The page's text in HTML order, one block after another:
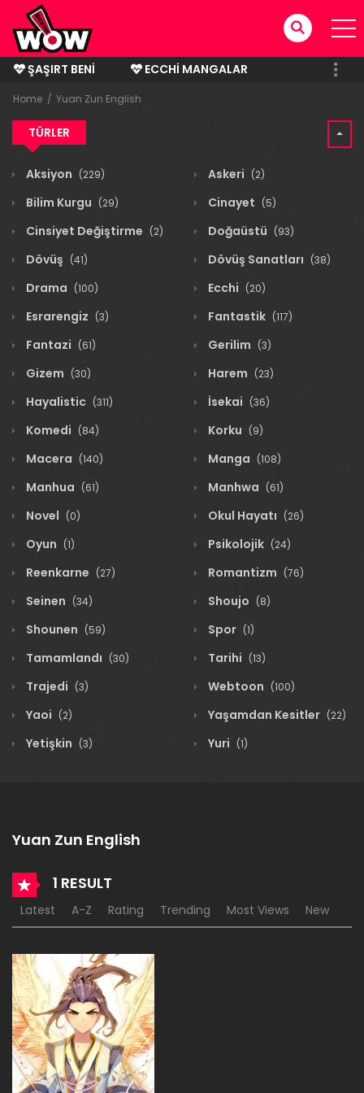
ŞAŞIRT BENI
ECCHI MANGALAR
BITMIŞ MANGALAR
Home Yuan Zun English
TÜRLER
Aksiyon (229) Askeri (2)
Bilim Kurgu (29) Cinayet (5)
Cinsiyet Değiştirme (2) Doğaüstü (93)
Dövüş (41) Dövüş Sanatları (38)
Drama (100) Ecchi (20)
Esrarengiz (3) Fantastik (117)
Fantazi (61) Gerilim (3)
Gizem (30) Harem (23)
Hayalistic (311) İsekai (36)
Komedi (84) Korku (9)
Macera (140) Manga (108)
Manhua (61) Manhwa (61)
Novel (0) Okul Hayatı (26)
Oyun (1) Psikolojik (24)
Reenkarne (27) Romantizm (76)
Seinen (34) Shoujo (8)
Shounen (59) Spor (1)
Tamamlandı (30) Tarihi (13)
Trajedi (3) Webtoon (100)
Yaoi (2) Yaşamdan Kesitler (22)
Yetişkin (3) Yuri (1)
Yuan Zun English
1 RESULT
Latest A-Z Rating Trending Most Views New